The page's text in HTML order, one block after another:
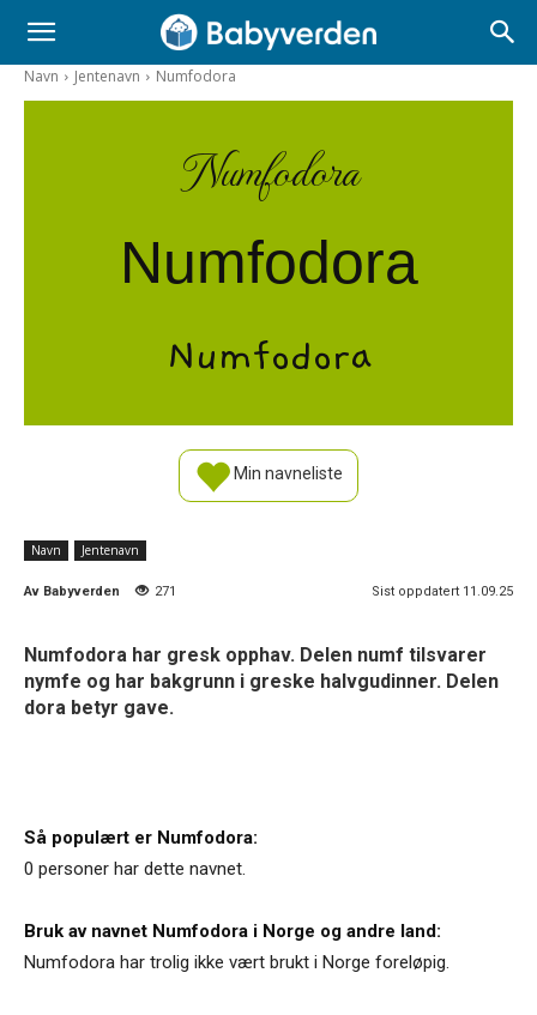
Navn Jentenavn Numfodora
Numfodora
Numfodora
Numfodora
Min navneliste
Navn Jentenavn
Av Babyverden 271 Sist oppdatert 11.09.25
Numfodora har gresk opphav. Delen numf tilsvarer
nymfe og har bakgrunn i greske halvgudinner. Delen
dora betyr gave.
Så populært er Numfodora:
0 personer har dette navnet.
Bruk av navnet Numfodora i Norge og andre land:
Numfodora har trolig ikke vært brukt i Norge foreløpig.